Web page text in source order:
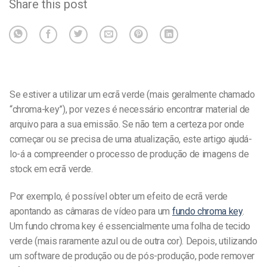
Share this post
Se estiver a utilizar um ecrã verde (mais geralmente chamado
“chroma-key”), por vezes é necessário encontrar material de
arquivo para a sua emissão. Se não tem a certeza por onde
começar ou se precisa de uma atualização, este artigo ajudá-
lo-á a compreender o processo de produção de imagens de
stock em ecrã verde.
Por exemplo, é possível obter um efeito de ecrã verde
apontando as câmaras de vídeo para um fundo chroma key.
Um fundo chroma key é essencialmente uma folha de tecido
verde (mais raramente azul ou de outra cor). Depois, utilizando
um software de produção ou de pós-produção, pode remover